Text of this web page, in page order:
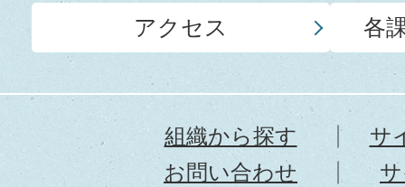
アクセス 各
組織から探す
サ
お問い合わせ